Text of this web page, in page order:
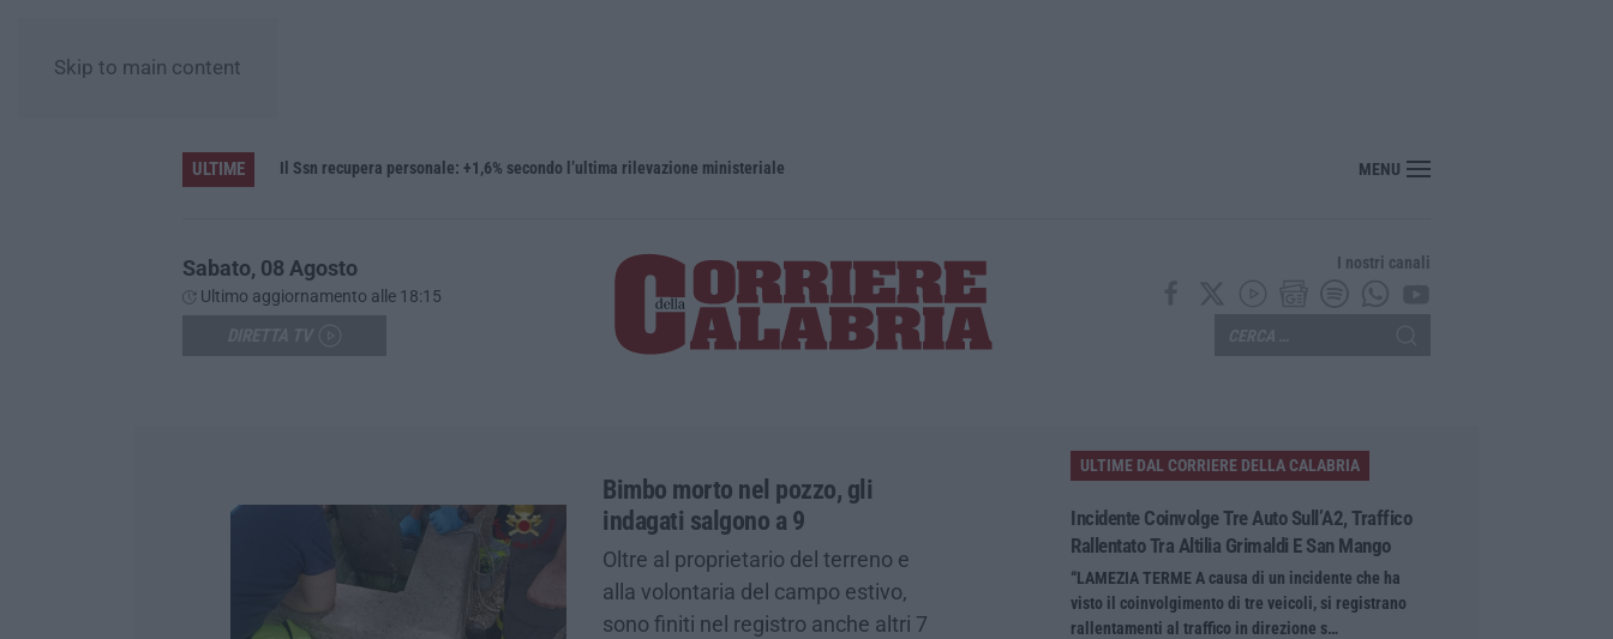
Skip to main content
ULTIME Il Ssn recupera personale: +1,6% secondo l’ultima rilevazione ministeriale MENU
Sabato, 08 Agosto
Ultimo aggiornamento alle 18:15
I nostri canali
Bimbo morto nel pozzo, gli
indagati salgono a 9
Oltre al proprietario del terreno e
alla volontaria del campo estivo,
sono finiti nel registro anche altri 7
ULTIME DAL CORRIERE DELLA CALABRIA
Incidente Coinvolge Tre Auto Sull’A2, Traffico
Rallentato Tra Altilia Grimaldi E San Mango
“LAMEZIA TERME A causa di un incidente che ha
visto il coinvolgimento di tre veicoli, si registrano
rallentamenti al traffico in direzione s…